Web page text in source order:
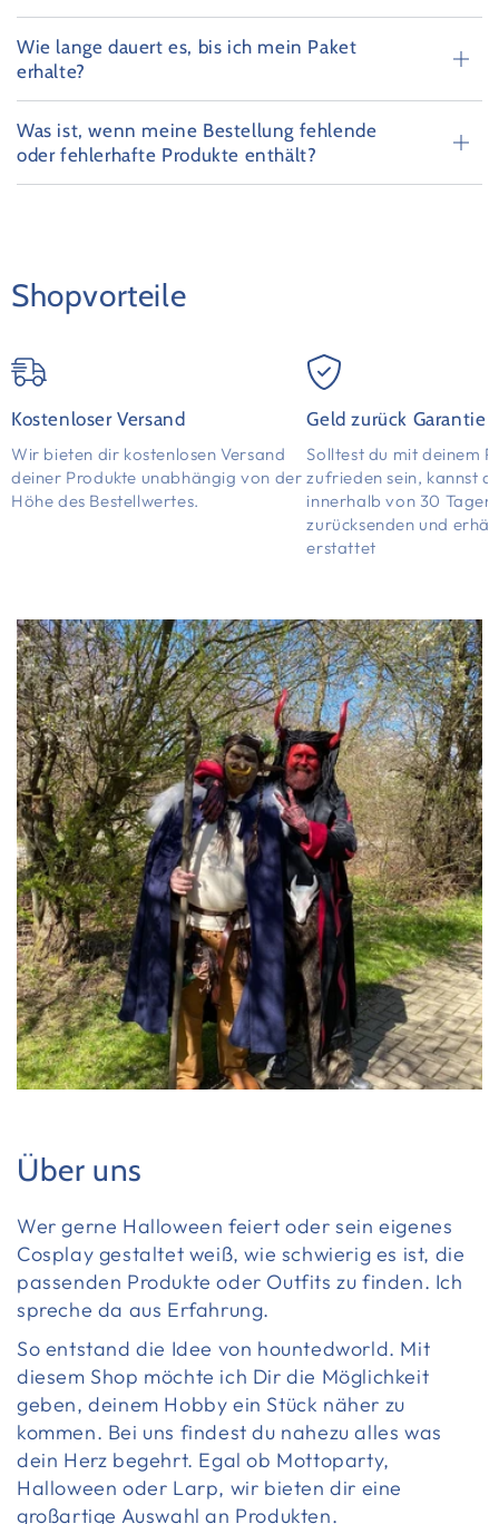
Wie lange dauert es, bis ich mein Paket
erhalte?
Was ist, wenn meine Bestellung fehlende
oder fehlerhafte Produkte enthält?
Shopvorteile
Kostenloser Versand
Wir bieten dir kostenlosen Versand
deiner Produkte unabhängig von der
Höhe des Bestellwertes.
Geld zurück Garantie
Solltest du mit deinem
zufrieden sein, kannst
innerhalb von 30 Tagen
zurücksenden und
erstattet
Über uns
Wer gerne Halloween feiert oder sein eigenes
Cosplay gestaltet weiß, wie schwierig es ist, die
passenden Produkte oder Outfits zu finden. Ich
spreche da aus Erfahrung.
So entstand die Idee von hountedworld. Mit
diesem Shop möchte ich Dir die Möglichkeit
geben, deinem Hobby ein Stück näher zu
kommen. Bei uns findest du nahezu alles was
dein Herz begehrt. Egal ob Mottoparty,
Halloween oder Larp, wir bieten dir eine
großartige Auswahl an Produkten.